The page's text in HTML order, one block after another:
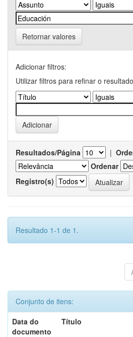
Retornar valores
Adicionar filtros:
Utilizar filtros para refinar o
Resultados/Página |
Ordenar
Registro(s)
Resultado 1-1 de 1.
Conjunto de itens:
Data do
documento
Título